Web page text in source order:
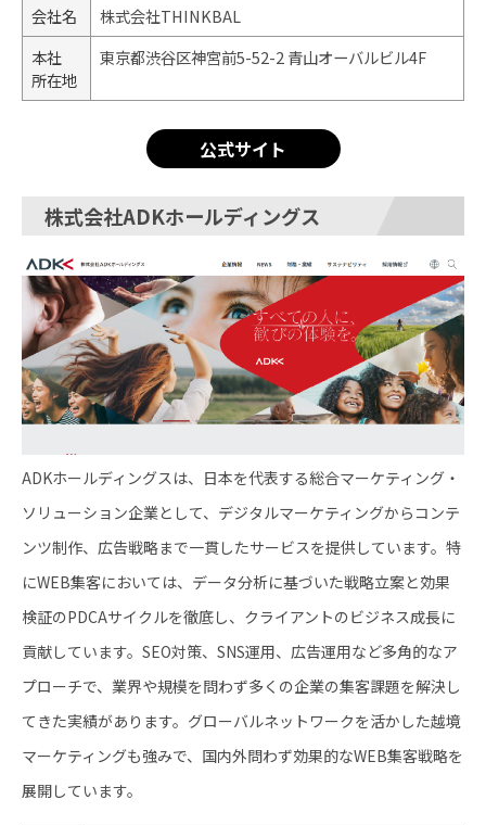
会社名
株式会社THINKBAL
本社
所在地
東京都渋谷区神宮前5-52-2 青山オーバルビル4F
公式サイト
株式会社ADKホールディングス
ADKホールディングスは、日本を代表する総合マーケティング・
ソリューション企業として、デジタルマーケティングからコンテ
ンツ制作、広告戦略まで一貫したサービスを提供しています。特
にWEB集客においては、データ分析に基づいた戦略立案と効果
検証のPDCAサイクルを徹底し、クライアントのビジネス成長に
貢献しています。SEO対策、SNS運用、広告運用など多角的なア
プローチで、業界や規模を問わず多くの企業の集客課題を解決し
てきた実績があります。グローバルネットワークを活かした越境
マーケティングも強みで、国内外問わず効果的なWEB集客戦略を
展開しています。